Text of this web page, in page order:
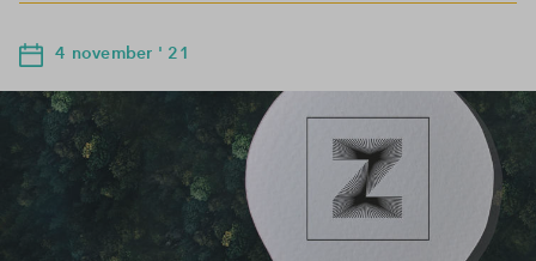
4 november ' 21